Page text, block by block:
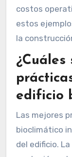
costos
estos
la
¿Cuáles
edificio
Las mejores
bioclimático
del edificio.